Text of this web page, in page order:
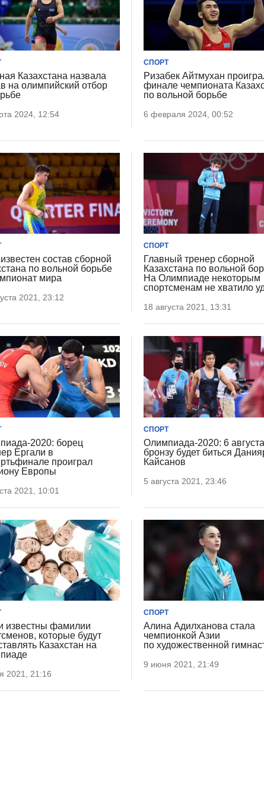
Казахстана назвала
на олимпийский отбор
2024, 12:54
СПОРТ
Ризабек Айтмухан
финале чемпионата
по вольной борьбе
6 февраля 2024, 00:52
состав сборной
по вольной борьбе
мира
2021, 23:12
СПОРТ
Главный тренер сборной
Казахстана по вольной
На Олимпиаде некоторым
спортсменам не хватило
18 августа 2021, 13:31
2020: борец
Ергали в
проиграл
Европы
2021, 10:01
СПОРТ
Олимпиада-2020: 6
бронзу будет биться
Кайсанов
5 августа 2021, 23:46
известны фамилии
которые будут
Казахстан на
2021, 21:16
СПОРТ
Алина Адилханова стала
чемпионкой Азии
по художественной
9 июня 2021, 21:49